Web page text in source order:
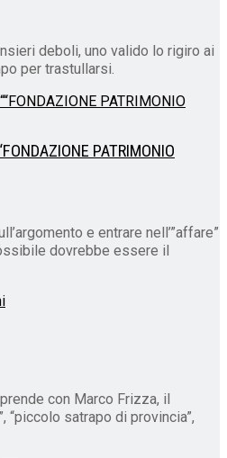
deboli, uno valido lo rigiro ai
per trastullarsi.
PATRIMONIO
e entrare nell’”affare”
dovrebbe essere il
con Marco Frizza, il
“piccolo satrapo di provincia”,